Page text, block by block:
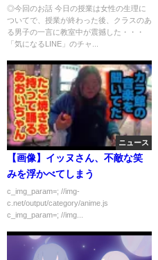
OK」クラス女全員「…」する
と…【スカッとする話】
◎今回のお話 今日の授業は女性の生理に
ついてで、授業が終わった後、クラスのあ
る男子の一言に教室中が震撼した・・・
「気になるLINE」のチャ...
ニュース
【画像】イッヌさん、不敵な笑
みを浮かべてしまう
c_img_param=; //img-
c.net/output/category/anime.js
c_img_param=; //img...